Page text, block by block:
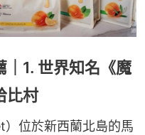
1. 世界知名《魔
比村
位於新西蘭北島的馬